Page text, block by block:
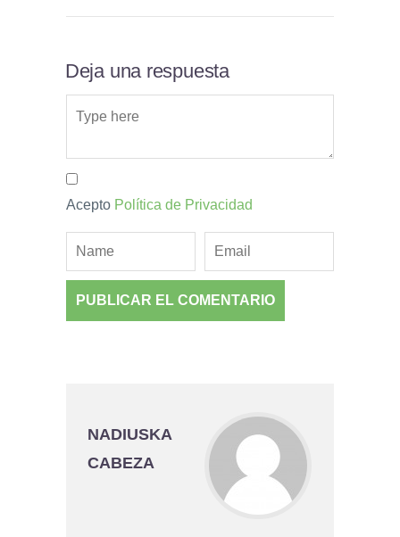
Deja una respuesta
Acepto Política de Privacidad
NADIUSKA
CABEZA